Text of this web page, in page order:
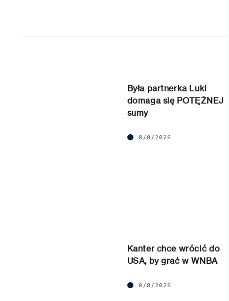
Była partnerka Luki
domaga się POTĘŻNEJ
sumy
8/8/2026
Kanter chce wrócić do
USA, by grać w WNBA
8/8/2026